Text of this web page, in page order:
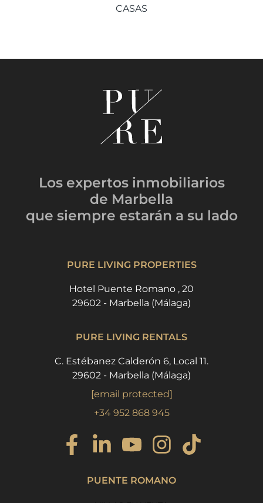
CASAS
Los expertos inmobiliarios
de Marbella
que siempre estarán a su lado
PURE LIVING PROPERTIES
Hotel Puente Romano , 20
29602 - Marbella (Málaga)
PURE LIVING RENTALS
C. Estébanez Calderón 6, Local 11.
29602 - Marbella (Málaga)
[email protected]
+34 952 868 945
PUENTE ROMANO